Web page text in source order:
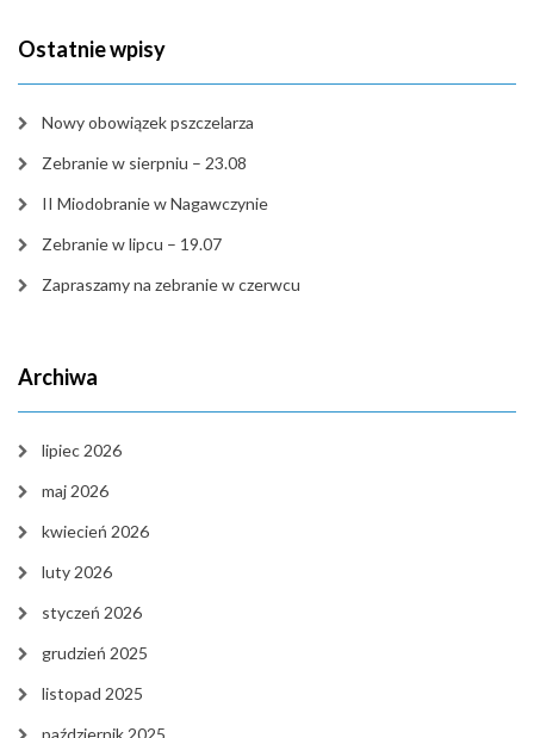
Ostatnie wpisy
Nowy obowiązek pszczelarza
Zebranie w sierpniu – 23.08
II Miodobranie w Nagawczynie
Zebranie w lipcu – 19.07
Zapraszamy na zebranie w czerwcu
Archiwa
lipiec 2026
maj 2026
kwiecień 2026
luty 2026
styczeń 2026
grudzień 2025
listopad 2025
październik 2025